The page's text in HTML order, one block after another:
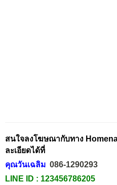
สนใจลงโฆษณากับทาง
ละเอียดได้ที่
คุณวันเฉลิม 086-1290293
LINE ID : 123456786205